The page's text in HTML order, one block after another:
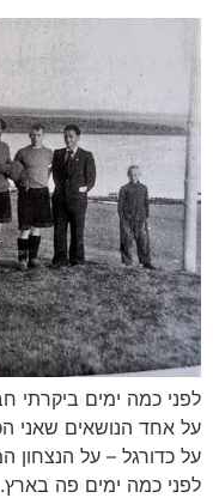
לפני כמה ימים ביקרתי
על אחד הנושאים שאני
על כדורגל – על הנצחון
לפני כמה ימים פה